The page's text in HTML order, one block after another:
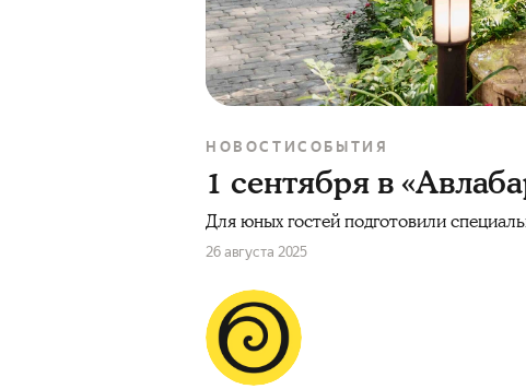
НОВОСТИСОБЫТИЯ
1 сентября в
Для юных гостей подготовили
26 августа 2025